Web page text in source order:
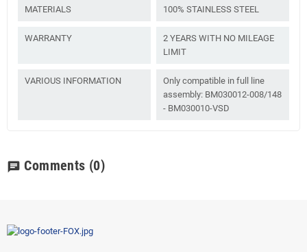
MATERIALS 100% STAINLESS STEEL
WARRANTY
2 YEARS WITH NO MILEAGE
LIMIT
VARIOUS INFORMATION
Only compatible in full line
assembly: BM030012-008/148
- BM030010-VSD
chat Comments (0)